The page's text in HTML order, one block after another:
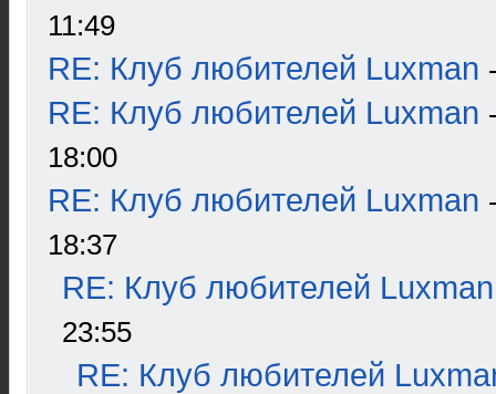
11:49
RE: Клуб любителей Luxman
RE: Клуб любителей Luxman
18:00
RE: Клуб любителей Luxman
18:37
RE: Клуб любителей Luxman
23:55
RE: Клуб любителей